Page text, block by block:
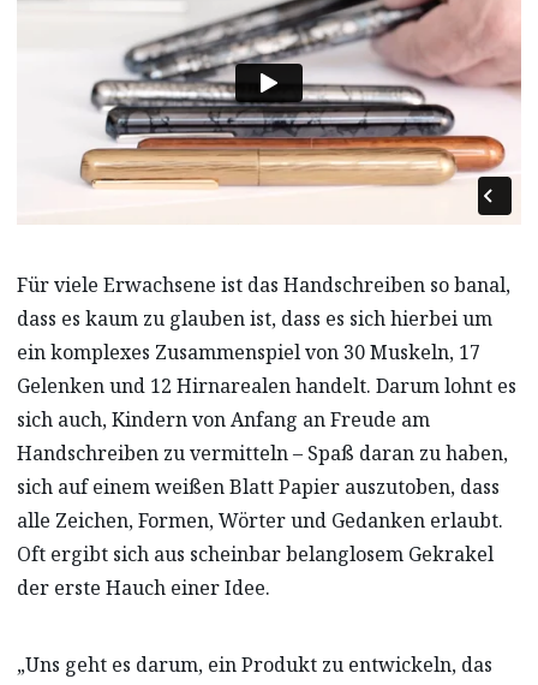
Für viele Erwachsene ist das Handschreiben so banal,
dass es kaum zu glauben ist, dass es sich hierbei um
ein komplexes Zusammenspiel von 30 Muskeln, 17
Gelenken und 12 Hirnarealen handelt. Darum lohnt es
sich auch, Kindern von Anfang an Freude am
Handschreiben zu vermitteln – Spaß daran zu haben,
sich auf einem weißen Blatt Papier auszutoben, dass
alle Zeichen, Formen, Wörter und Gedanken erlaubt.
Oft ergibt sich aus scheinbar belanglosem Gekrakel
der erste Hauch einer Idee.
„Uns geht es darum, ein Produkt zu entwickeln, das